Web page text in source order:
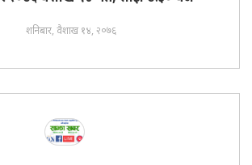
शनिबार, वैशाख १४, २०७६